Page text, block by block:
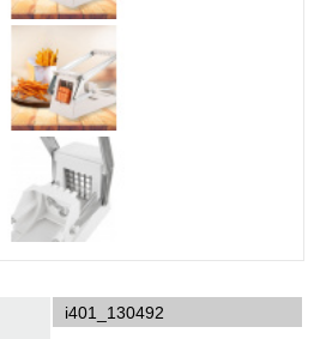
i401_130492